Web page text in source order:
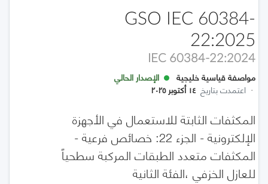
GSO IEC 60384-
22:2025
IEC 60384-22:2024
مواصفة قياسية خليجية
الإصدار الحالي
· اعتمدت بتاريخ ١٤ أكتوبر ٢٠٢٥
المكثفات الثابتة للاستعمال في الأجهزة
الإلكترونية - الجزء 22: خصائص فرعية -
المكثفات متعدد الطبقات المركبة سطحياً
للعازل الخزفي ،الفئة الثانية